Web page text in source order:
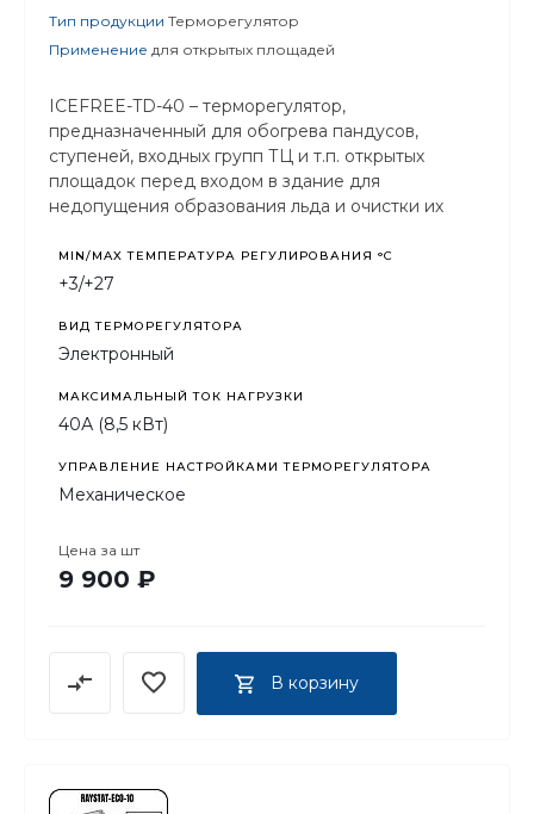
Тип продукции Терморегулятор
Применение для открытых площадей
ICEFREE-TD-40 – терморегулятор,
предназначенный для обогрева пандусов,
ступеней, входных групп ТЦ и т.п. открытых
площадок перед входом в здание для
недопущения образования льда и очистки их
MIN/MAX ТЕМПЕРАТУРА РЕГУЛИРОВАНИЯ °С
+3/+27
ВИД ТЕРМОРЕГУЛЯТОРА
Электронный
МАКСИМАЛЬНЫЙ ТОК НАГРУЗКИ
40А (8,5 кВт)
УПРАВЛЕНИЕ НАСТРОЙКАМИ ТЕРМОРЕГУЛЯТОРА
Механическое
Цена за шт
9 900 ₽
В корзину